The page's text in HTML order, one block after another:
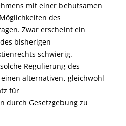
mit einer behutsamen
des
Zwar erscheint ein
bisherigen
schwierig.
Regulierung des
alternativen, gleichwohl
für
durch Gesetzgebung zu